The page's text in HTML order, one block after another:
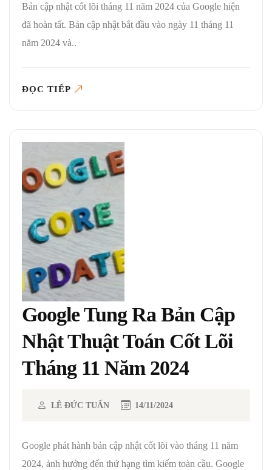
Bản cập nhật cốt lõi tháng 11 năm 2024 của Google hiện
đã hoàn tất. Bản cập nhật bắt đầu vào ngày 11 tháng 11
năm 2024 và..
ĐỌC TIẾP
Google Tung Ra Bản Cập
Nhật Thuật Toán Cốt Lõi
Tháng 11 Năm 2024
LÊ ĐỨC TUẤN 14/11/2024
Google phát hành bản cập nhật cốt lõi vào tháng 11 năm
2024, ảnh hưởng đến thứ hạng tìm kiếm toàn cầu. Google